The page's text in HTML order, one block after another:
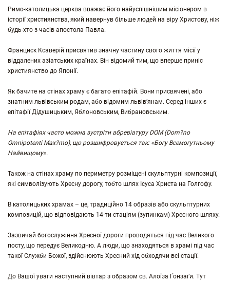
Римо-католицька церква вважає його найуспішнішим місіонером в
історії християнства, який навернув більше людей на віру Христову, ніж
будь-хто з часів апостола Павла.
Франциск Ксаверій присвятив значну частину свого життя місії у
віддалених азіатських країнах. Він відомий тим, що вперше приніс
християнство до Японії.
Як бачите на стінах храму є багато епітафій. Вони присвячені, або
знатним львівським родам, або відомим львів’янам. Серед інших є
епітафії Дідушицьким, Яблоновським, Вибрановським.
На епітафіях часто можна зустріти абревіатуру DOM (Dom?no
Omnipotenti Max?mo), що розшифровується так: «Богу Всемогутньому
Найвищому».
Також на стінах храму по периметру розміщені скульптурні композиції,
які символізують Хресну дорогу, тобто шлях Ісуса Христа на Голгофу.
В католицьких храмах – це, традиційно 14 образів або скульптурних
композицій, що відповідають 14-ти стаціям (зупинкам) Хресного шляху.
Зазвичай богослужіння Хресної дороги проводяться під час Великого
посту, що передує Великодню. А люди, що знаходяться в храмі під час
такої Служби Божої, здійснюють Хресний хід обходячи всі стації.
До Вашої уваги наступний вівтар з образом св. Алоїза Ґонзаґи. Тут